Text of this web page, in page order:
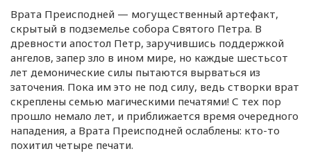
Врата Преисподней — могущественный артефакт,
скрытый в подземелье собора Святого Петра. В
древности апостол Петр, заручившись поддержкой
ангелов, запер зло в ином мире, но каждые шестьсот
лет демонические силы пытаются вырваться из
заточения. Пока им это не под силу, ведь створки врат
скреплены семью магическими печатями! С тех пор
прошло немало лет, и приближается время очередного
нападения, а Врата Преисподней ослаблены: кто-то
похитил четыре печати.